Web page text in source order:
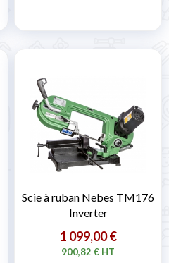
Scie à ruban Nebes TM176
Inverter
1 099,00 €
900,82 € HT